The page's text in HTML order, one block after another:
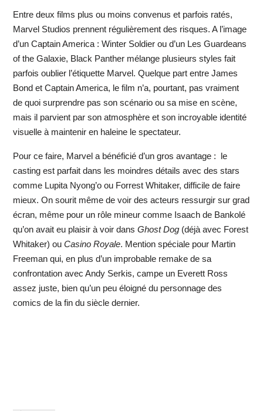
Entre deux films plus ou moins convenus et parfois ratés,
Marvel Studios prennent régulièrement des risques. A l’image
d’un Captain America : Winter Soldier ou d’un Les Guardeans
of the Galaxie, Black Panther mélange plusieurs styles fait
parfois oublier l’étiquette Marvel. Quelque part entre James
Bond et Captain America, le film n’a, pourtant, pas vraiment
de quoi surprendre pas son scénario ou sa mise en scène,
mais il parvient par son atmosphère et son incroyable identité
visuelle à maintenir en haleine le spectateur.
Pour ce faire, Marvel a bénéficié d’un gros avantage : le
casting est parfait dans les moindres détails avec des stars
comme Lupita Nyong’o ou Forrest Whitaker, difficile de faire
mieux. On sourit même de voir des acteurs ressurgir sur grad
écran, même pour un rôle mineur comme Isaach de Bankolé
qu’on avait eu plaisir à voir dans Ghost Dog(déjà avec Forest
Whitaker) ouCasino Royale. Mention spéciale pour Martin
Freeman qui, en plus d’un improbable remake de sa
confrontation avec Andy Serkis, campe un Everett Ross
assez juste, bien qu’un peu éloigné du personnage des
comics de la fin du siècle dernier.